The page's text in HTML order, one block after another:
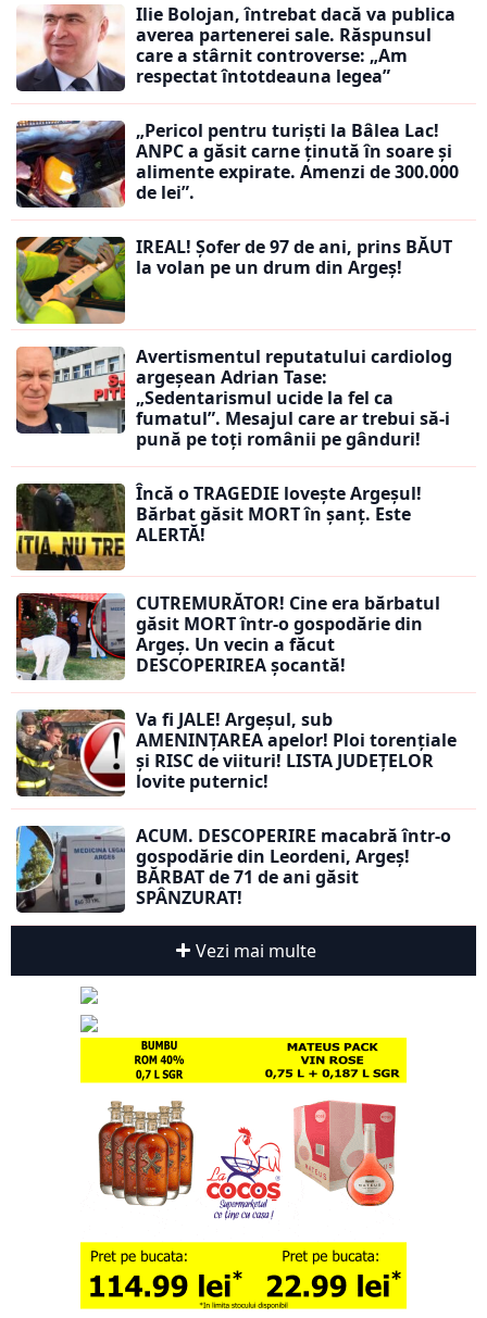
Ilie Bolojan, întrebat dacă va publica
averea partenerei sale. Răspunsul
care a stârnit controverse: „Am
respectat întotdeauna legea”
„Pericol pentru turiști la Bâlea Lac!
ANPC a găsit carne ținută în soare și
alimente expirate. Amenzi de 300.000
de lei”.
IREAL! Șofer de 97 de ani, prins BĂUT
la volan pe un drum din Argeș!
Avertismentul reputatului cardiolog
argeșean Adrian Tase:
„Sedentarismul ucide la fel ca
fumatul”. Mesajul care ar trebui să-i
pună pe toți românii pe gânduri!
Încă o TRAGEDIE lovește Argeșul!
Bărbat găsit MORT în șanț. Este
ALERTĂ!
CUTREMURĂTOR! Cine era bărbatul
găsit MORT într-o gospodărie din
Argeș. Un vecin a făcut
DESCOPERIREA șocantă!
Va fi JALE! Argeșul, sub
AMENINȚAREA apelor! Ploi torențiale
și RISC de viituri! LISTA JUDEȚELOR
lovite puternic!
ACUM. DESCOPERIRE macabră într-o
gospodărie din Leordeni, Argeș!
BĂRBAT de 71 de ani găsit
SPÂNZURAT!
Vezi mai multe